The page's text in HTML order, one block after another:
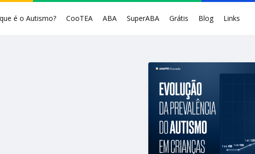
é o Autismo? CooTEA ABA SuperABA Grátis Blog Links